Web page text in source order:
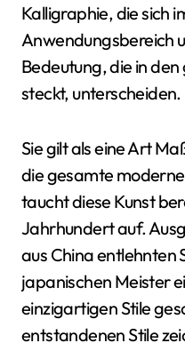
Kalligraphie, die sich
Anwendungsbereich
Bedeutung, die in
steckt, unterscheiden.
Sie gilt als eine Art
die gesamte
taucht diese Kunst
Jahrhundert auf.
aus China entlehnten
japanischen Meister
einzigartigen Stile
entstandenen Stile